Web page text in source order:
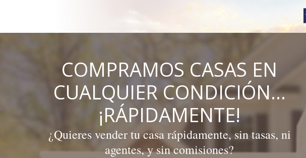
content
COMPRAMOS CASAS EN
CUALQUIER CONDICIÓN…
¡RÁPIDAMENTE!
¿Quieres vender tu casa rápidamente, sin tasas, ni
agentes, y sin comisiones?